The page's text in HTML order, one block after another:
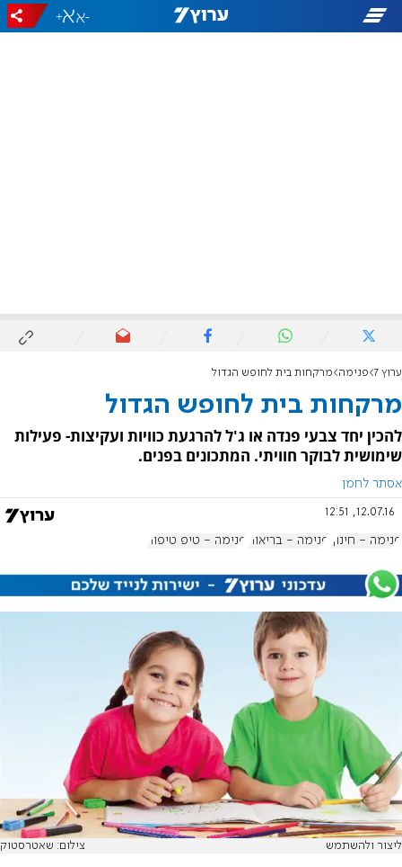
-
+
ערוץ 7 פנימה מרקחות בית לחופש הגדול
מרקחות בית לחופש הגדול
להכין יחד צבעי פנדה או ג'ל להרגעת כוויות ועקיצות- פעילות
שימושית לבוקר חוויתי. המתכונים בפנים.
אסתר לחמן
12.07.16, 12:51
פנימה - חינוך פנימה - בריאות פנימה - טיפ טיפוח
ליצור ולהשתמש צילום: שאטרסטוק